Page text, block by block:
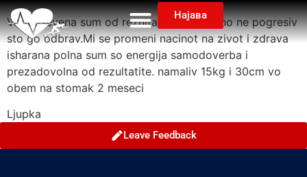
Најава
Voodusevena sum od rezultatite definitivno ne pogresiv
sto go odbrav.Mi se promeni nacinot na zivot i zdrava
isharana polna sum so energija samodoverba i
prezadovolna od rezultatite. namaliv 15kg i 30cm vo
obem na stomak 2 meseci
Ljupka
Leave Feedback